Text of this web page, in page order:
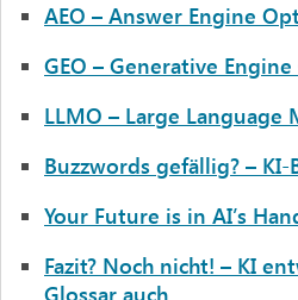
AEO – Answer Engine
GEO – Generative
LLMO – Large
Buzzwords gefällig? –
Your Future is in AI’s
Fazit? Noch nicht! – KI
Glossar auch